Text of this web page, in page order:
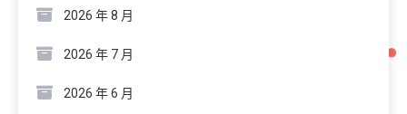
2026 年 8 月
2026 年 7 月
2026 年 6 月